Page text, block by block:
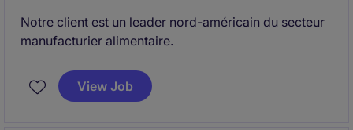
Notre client est un leader nord-américain du secteur
manufacturier alimentaire.
View Job